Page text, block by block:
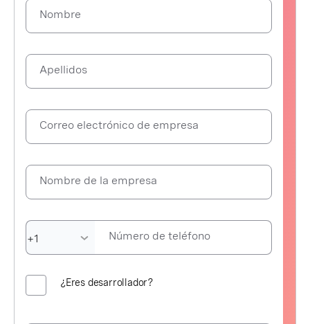
Nombre
Apellidos
Correo electrónico de empresa
Nombre de la empresa
Número de teléfono
¿Eres desarrollador?